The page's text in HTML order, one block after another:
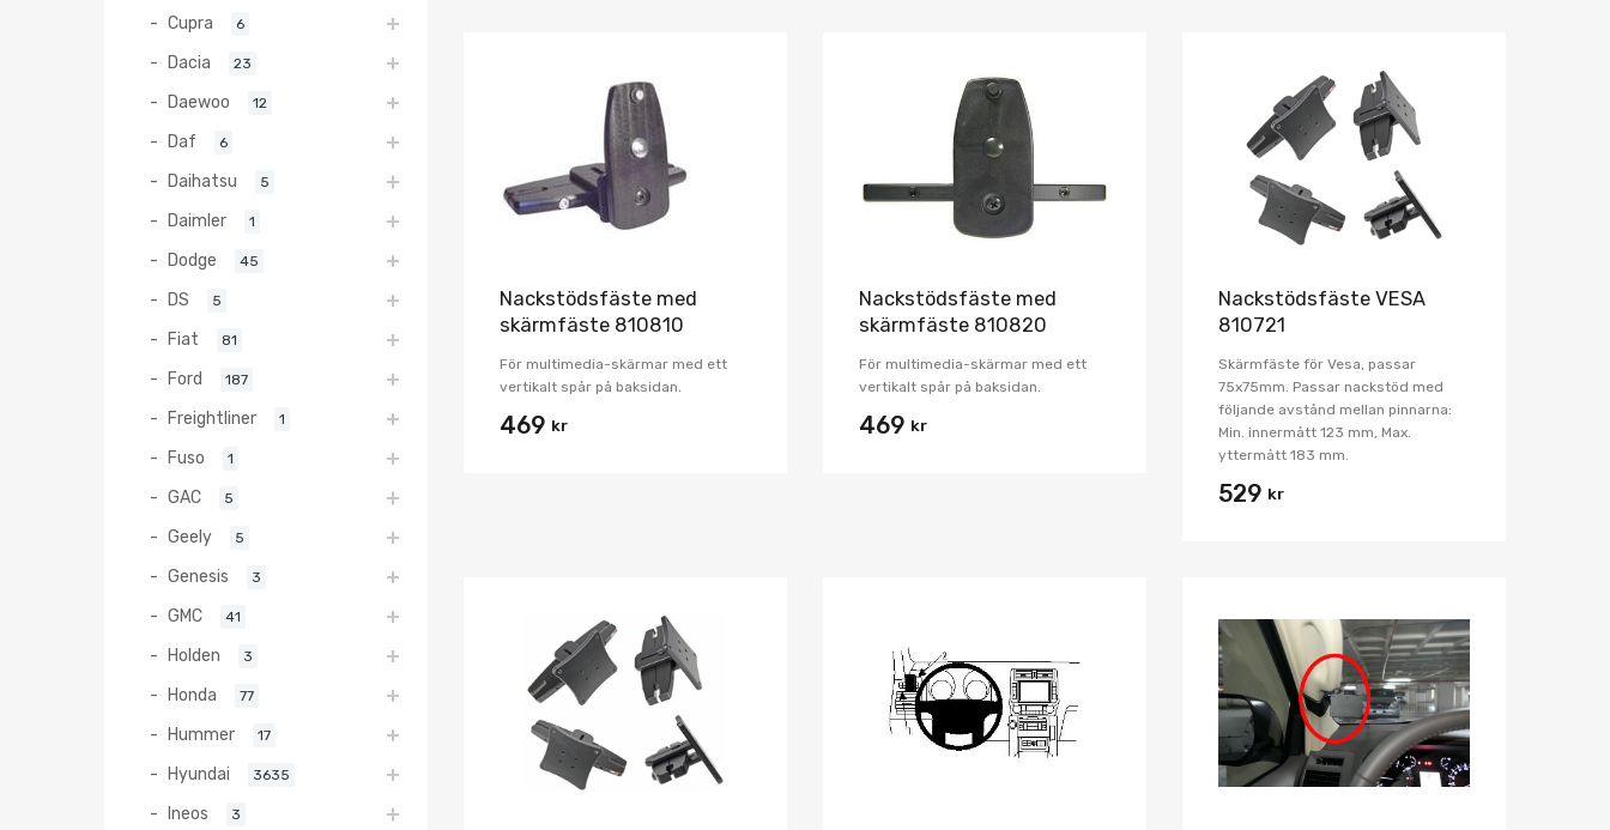
Nackstödsfäste med
skärmfäste 810810
För multimedia-skärmar med ett
vertikalt spår på baksidan.
469 kr
Nackstödsfäste med
skärmfäste 810820
För multimedia-skärmar med ett
vertikalt spår på baksidan.
469 kr
Nackstödsfäste VESA
810721
Skärmfäste för Vesa, passar
75x75mm. Passar nackstöd med
följande avstånd mellan pinnarna:
Min. innermått 123 mm, Max.
yttermått 183 mm.
529 kr
Lägg i önskelista
Cupra 6
Dacia 23
Daewoo 12
Daf 6
Daihatsu 5
Daimler 1
Dodge 45
DS 5
Fiat 81
Ford 187
Freightliner 1
Fuso 1
GAC 5
Geely 5
Genesis 3
GMC 41
Holden 3
Honda 77
Hummer 17
Hyundai 3635
Ineos 3